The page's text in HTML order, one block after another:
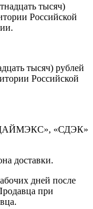
тысяч)
Российской
тысяч) рублей
Российской
«ДАЙМЭКС», «СДЭК»
доставки.
дней после
при